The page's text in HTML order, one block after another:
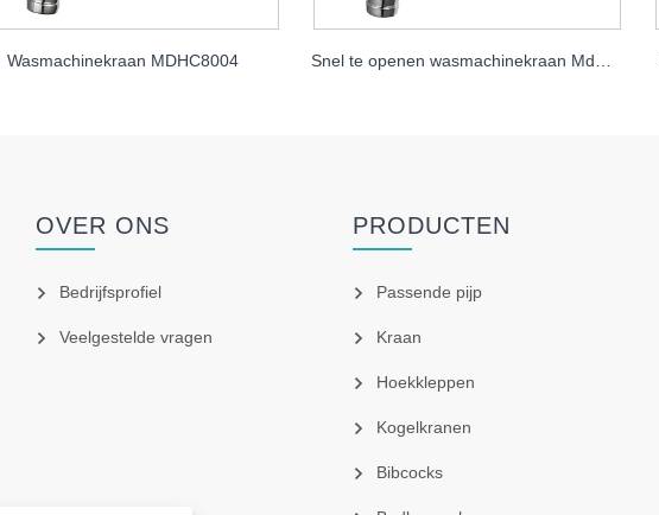
Wasmachinekraan MDHC8004 Snel te openen wasmachinekraan Mdhc8005 met sleutel
OVER ONS
Bedrijfsprofiel
Veelgestelde vragen
PRODUCTEN
Passende pijp
Kraan
Hoekkleppen
Kogelkranen
Bibcocks